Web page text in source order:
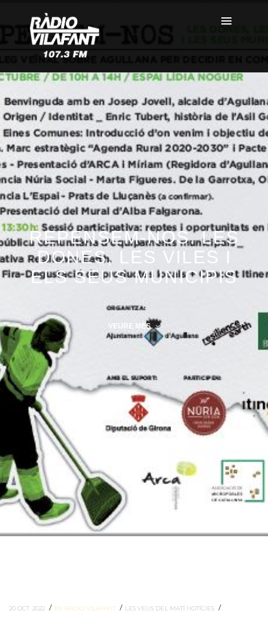
REPENSEM-NOS. LES
DONES, LES VILES I
ELS SEUS MUNICIPIS
VEURE MÉS
20 OCT. 2022 / BY RADIO VILAFANT / LES VEUS DEL MATÍ NOTÍCIES /